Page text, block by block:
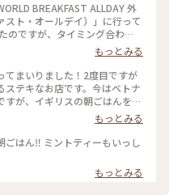
BREAKFAST ALLDAY 外
ト・オールデイ）」に行って
初来店！ この日は、
開中の「トルコの朝ごはん」
ミット」。これを、トルコで
ぶどうを煮詰めたシロップ「ペ
ものでいただきます。 もっ
、ゴマのパンとペーストとよく
」は、トルコの朝ごはんに欠か
パ
「スジュク」を。かなりパンチ
もっとみる
まいりました！2度目ですが
テキなお店です。今はベトナ
が、イギリスの朝ごはんを頂
と豆？のソースが合うこと、合
もっとみる
ごはん‼️ ミントティーもいっし
もっとみる